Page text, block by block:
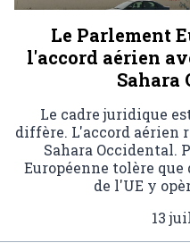
Le Parlement
l'accord aérien
Sahara
Le cadre juridique
diffère. L'accord aérien
Sahara Occidental.
Européenne tolère
de l'UE y
13